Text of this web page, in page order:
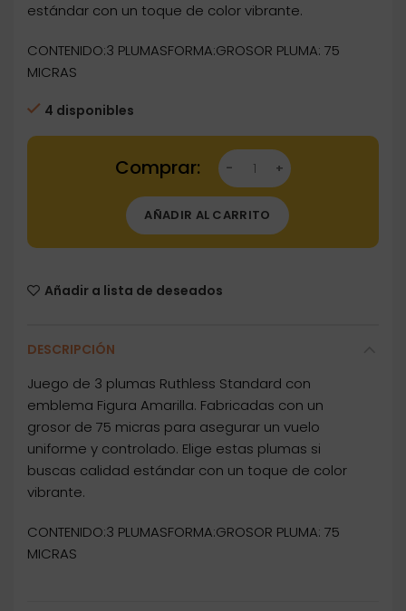
estándar con un toque de color vibrante.
CONTENIDO:3 PLUMASFORMA:GROSOR PLUMA: 75
MICRAS
4 disponibles
Dartstore Plumas Ruthless Standard Emblem
AÑADIR AL CARRITO
Añadir a lista de deseados
DESCRIPCIÓN
Juego de 3 plumas Ruthless Standard con
emblema Figura Amarilla. Fabricadas con un
grosor de 75 micras para asegurar un vuelo
uniforme y controlado. Elige estas plumas si
buscas calidad estándar con un toque de color
vibrante.
CONTENIDO:3 PLUMASFORMA:GROSOR PLUMA: 75
MICRAS